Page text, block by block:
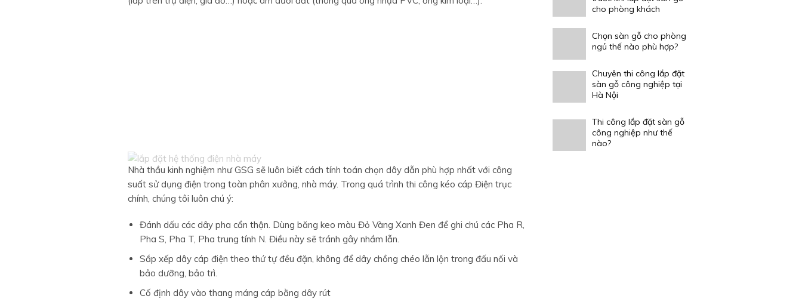
Nhà thầu kinh nghiệm như GSG sẽ luôn biết cách tính toán chọn dây dẫn phù hợp nhất với công
suất sử dụng điện trong toàn phân xưởng, nhà máy. Trong quá trình thi công kéo cáp Điện trục
chính, chúng tôi luôn chú ý:
Đánh dấu các dây pha cẩn thận. Dùng băng keo màu Đỏ Vàng Xanh Đen để ghi chú các Pha R,
Pha S, Pha T, Pha trung tính N. Điều này sẽ tránh gây nhầm lẫn.
Sắp xếp dây cáp điện theo thứ tự đều đặn, không để dây chồng chéo lẫn lộn trong đấu nối và
bảo dưỡng, bảo trì.
Cố định dây vào thang máng cáp bằng dây rút
cho phòng khách
Chọn sàn gỗ cho phòng
ngủ thế nào phù hợp?
Chuyên thi công lắp đặt
sàn gỗ công nghiệp tại
Hà Nội
Thi công lắp đặt sàn gỗ
công nghiệp như thế
nào?